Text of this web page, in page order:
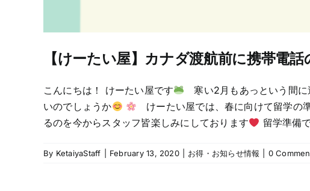
【けーたい屋】カナダ渡航前に携帯電
こんにちは！ けーたい屋です
寒い2月もあっという間に
いのでしょうか
けーたい屋では、春に向けて留学の
るのを今からスタッフ皆楽しみにしております
留学準備
By KetaiyaStaff February 13, 2020 お得・お知らせ情報 0